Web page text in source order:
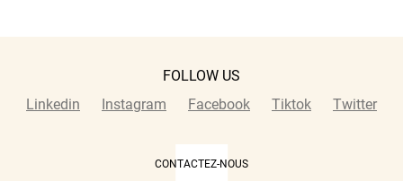
FOLLOW US
Linkedin
Instagram Facebook Tiktok Twitter
CONTACTEZ-NOUS